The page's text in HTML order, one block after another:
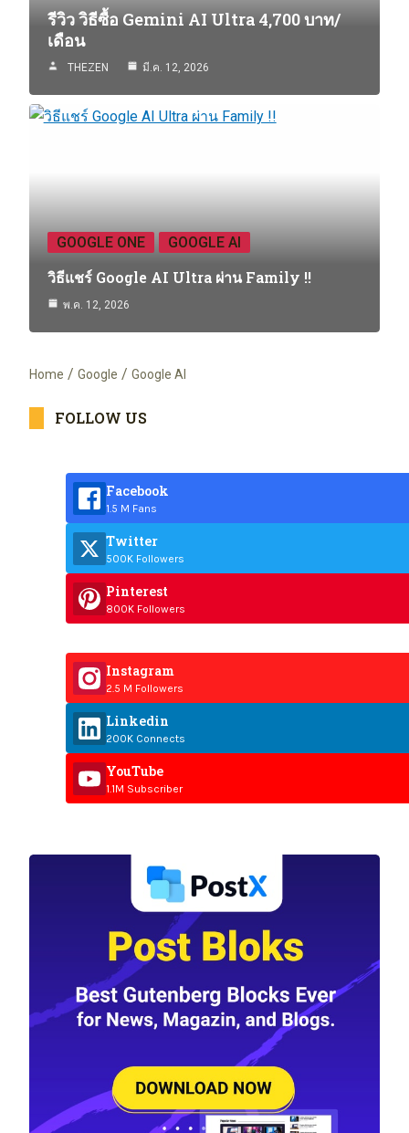
รีวิว วิธีซื้อ Gemini AI Ultra 4,700 บาท/
เดือน
THEZEN มี.ค. 12, 2026
GOOGLE ONE GOOGLE AI
วิธีแชร์ Google AI Ultra ผ่าน Family !!
พ.ค. 12, 2026
Home Google Google AI
FOLLOW US
Facebook
1.5 M Fans
Twitter
500K Followers
Pinterest
800K Followers
Instagram
2.5 M Followers
Linkedin
200K Connects
YouTube
1.1M Subscriber